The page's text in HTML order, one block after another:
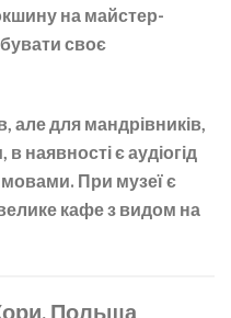
на майстер-
своє
але для мандрівників,
наявності є аудіогід
При музеї є
кафе з видом на
Польща